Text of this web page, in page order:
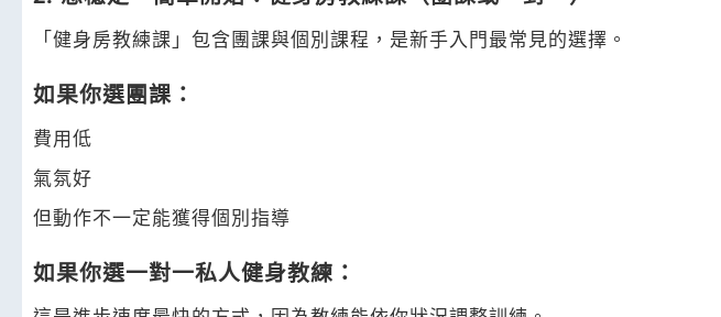
「健身房教練課」包含團課與個別課程，是新手入門最常見的選擇。
如果你選團課：
費用低
氣氛好
但動作不一定能獲得個別指導
如果你選一對一私人健身教練：